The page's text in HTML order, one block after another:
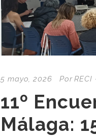
5 mayo, 2026 Por
11º
Málaga: